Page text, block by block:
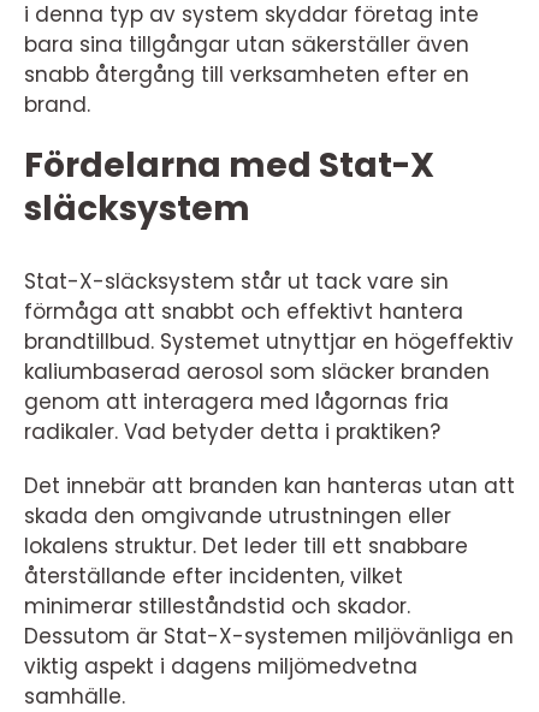
i denna typ av system skyddar företag inte
bara sina tillgångar utan säkerställer även
snabb återgång till verksamheten efter en
brand.
Fördelarna med Stat-X
släcksystem
Stat-X-släcksystem står ut tack vare sin
förmåga att snabbt och effektivt hantera
brandtillbud. Systemet utnyttjar en högeffektiv
kaliumbaserad aerosol som släcker branden
genom att interagera med lågornas fria
radikaler. Vad betyder detta i praktiken?
Det innebär att branden kan hanteras utan att
skada den omgivande utrustningen eller
lokalens struktur. Det leder till ett snabbare
återställande efter incidenten, vilket
minimerar stilleståndstid och skador.
Dessutom är Stat-X-systemen miljövänliga en
viktig aspekt i dagens miljömedvetna
samhälle.